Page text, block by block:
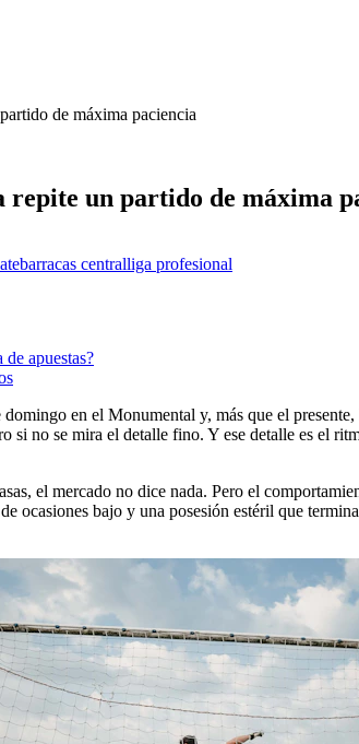
de máxima paciencia
un partido de máxima
barracas centralliga profesional
apuestas?
en el Monumental y, más que el
no se mira el detalle fino. Y ese detalle es el
el mercado no dice nada. Pero el
ocasiones bajo y una posesión estéril que